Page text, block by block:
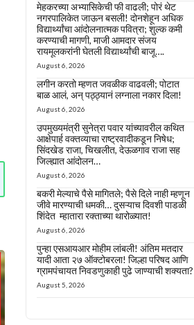
मेहकरच्या अभ्यासिकेची फी वाढली; पोरं थेट
नगरपालिकेत जाऊन बसली! दोनशेहून अधिक
विद्यार्थ्यांचा आंदोलनात्मक पवित्रा; शुल्क कमी
करण्याची मागणी, माजी आमदार संजय
रायमूलकरांनी घेतली विद्यार्थ्यांची बाजू….
August 6, 2026
लगीन करतो म्हणत जवळीक वाढवली; पोटात
बाळ आलं, अन् पठ्ठ्यानं लग्नाला नकार दिला!
August 6, 2026
उपमुख्यमंत्री सुनेत्रा पवार यांच्यावरील कथित
आक्षेपार्ह वक्तव्याचा राष्ट्रवादीकडून निषेध;
सिंदखेड राजा, चिखलीत, देऊळगाव राजा सह
जिल्ह्यात आंदोलन…
August 6, 2026
बकरी मेल्याचे पैसे मागितले; पैसे दिले नाही म्हणून
जीवे मारण्याची धमकी… दुसऱ्याच दिवशी पाडळी
शिंदेत म्हातारा रक्ताच्या थारोळ्यात!
August 6, 2026
पुन्हा एसआयआर मोहीम लांबली! अंतिम मतदार
यादी आता २७ ऑक्टोबरला! जिल्हा परिषद आणि
ग्रामपंचायत निवडणुकाही पुढे जाण्याची शक्यता?
August 5, 2026